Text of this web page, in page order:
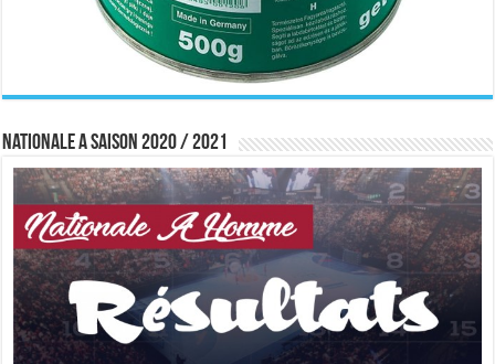
Nationale A saison 2020 / 2021